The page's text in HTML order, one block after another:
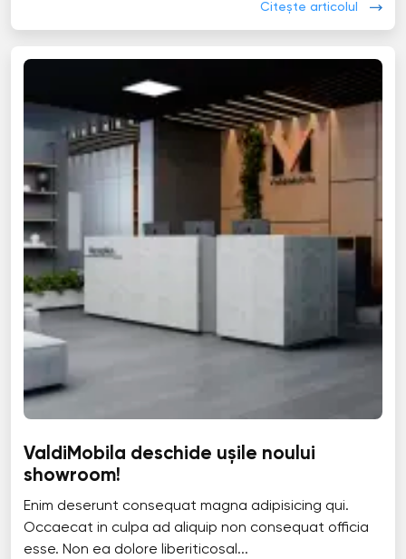
Citește articolul
ValdiMobila deschide ușile noului
showroom!
Enim deserunt consequat magna adipisicing qui.
Occaecat in culpa ad aliquip non consequat officia
esse. Non ea dolore liberiticosal...